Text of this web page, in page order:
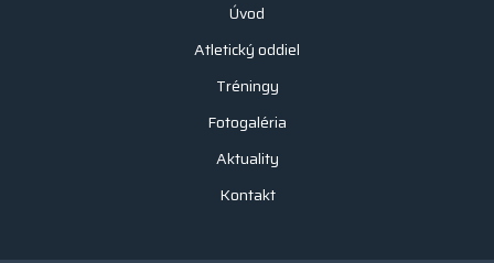
Úvod
Atletický oddiel
Tréningy
Fotogaléria
Aktuality
Kontakt